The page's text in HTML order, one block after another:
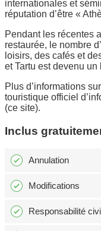
internationales et
réputation d’être «
Pendant les récentes
restaurée, le nombre
loisirs, des cafés et
et Tartu est devenu
Plus d’informations
touristique officiel
(ce site).
Inclus
Annulation
Modifications
Responsabilité